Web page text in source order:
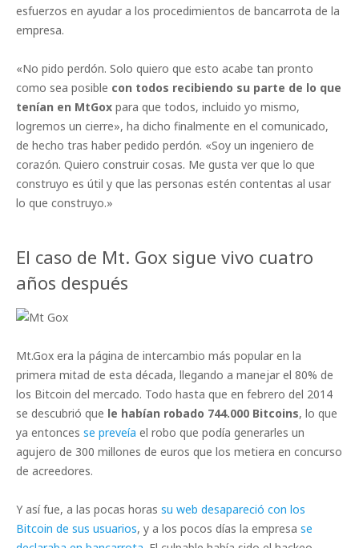
esfuerzos en ayudar a los procedimientos de bancarrota de la
empresa.
«No pido perdón. Solo quiero que esto acabe tan pronto
como sea posible con todos recibiendo su parte de lo que
tenían en MtGox para que todos, incluido yo mismo,
logremos un cierre», ha dicho finalmente en el comunicado,
de hecho tras haber pedido perdón. «Soy un ingeniero de
corazón. Quiero construir cosas. Me gusta ver que lo que
construyo es útil y que las personas estén contentas al usar
lo que construyo.»
El caso de Mt. Gox sigue vivo cuatro
años después
Mt.Gox era la página de intercambio más popular en la
primera mitad de esta década, llegando a manejar el 80% de
los Bitcoin del mercado. Todo hasta que en febrero del 2014
se descubrió que le habían robado 744.000 Bitcoins, lo que
ya entonces se preveía el robo que podía generarles un
agujero de 300 millones de euros que los metiera en concurso
de acreedores.
Y así fue, a las pocas horas su web desapareció con los
Bitcoin de sus usuarios, y a los pocos días la empresa se